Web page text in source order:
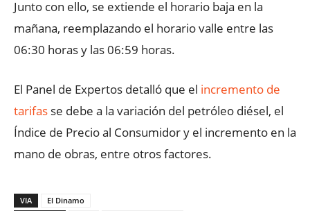
Junto con ello, se extiende el horario baja en la
mañana, reemplazando el horario valle entre las
06:30 horas y las 06:59 horas.
El Panel de Expertos detalló que el incremento de
tarifas se debe a la variación del petróleo diésel, el
Índice de Precio al Consumidor y el incremento en la
mano de obras, entre otros factores.
VIA
El Dinamo